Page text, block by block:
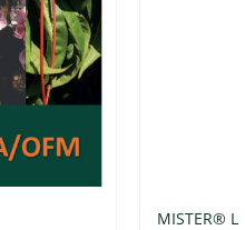
MISTER® L